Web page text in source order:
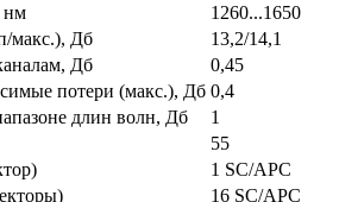
нм
1260...1650
макс.), Дб
13,2/14,1
Дб
0,45
потери (макс.), Дб 0,4
длин волн, Дб
1
55
1 SC/APC
16 SC/APC